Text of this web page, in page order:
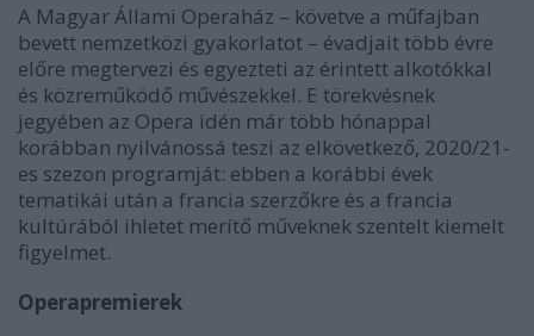
A Magyar Állami Operaház – követve a műfajban
bevett nemzetközi gyakorlatot – évadjait több évre
előre megtervezi és egyezteti az érintett alkotókkal
és közreműködő művészekkel. E törekvésnek
jegyében az Opera idén már több hónappal
korábban nyilvánossá teszi az elkövetkező, 2020/21-
es szezon programját: ebben a korábbi évek
tematikái után a francia szerzőkre és a francia
kultúrából ihletet merítő műveknek szentelt kiemelt
figyelmet.
Operapremierek